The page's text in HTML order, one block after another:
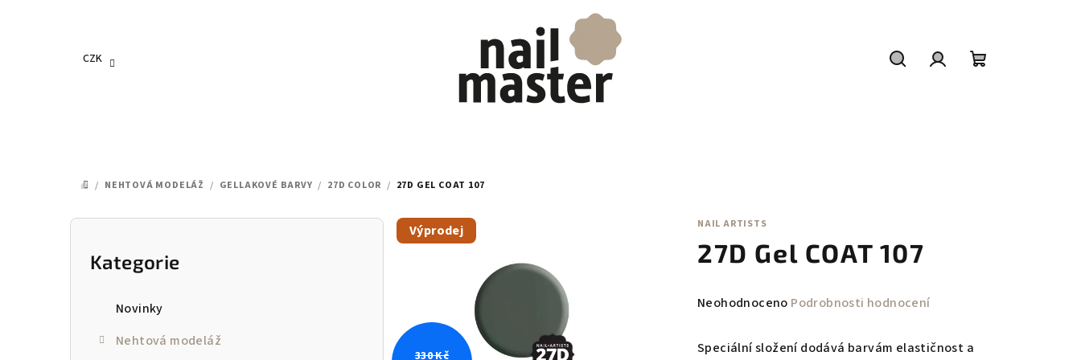
CZK
DOMŮ
/ NEHTOVÁ MODELÁŽ / GELLAKOVÉ BARVY / 27D COLOR / 27D GEL COAT 107
P
Přeskočit
kategorie
Kategorie
Novinky
Nehtová modeláž
NAIL ARTISTS
27D Gel COAT 107
Průměrné
produktu
Neohodnoceno Podrobnosti hodnocení
Speciální složení dodává barvám elastičnost a
Výprodej
330 Kč